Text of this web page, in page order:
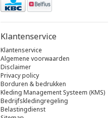
Klantenservice
Klantenservice
Algemene voorwaarden
Disclaimer
Privacy policy
Borduren & bedrukken
Kleding Management Systeem (KMS)
Bedrijfskledingregeling
Belastingdienst